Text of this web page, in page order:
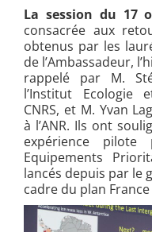
La session du 17
consacrée aux
obtenus par les
de l’Ambassadeur,
rappelé par M.
l’Institut Ecologie
CNRS, et M. Yvan
à l’ANR. Ils ont
expérience pilote
Equipements
lancés depuis par le
cadre du plan France